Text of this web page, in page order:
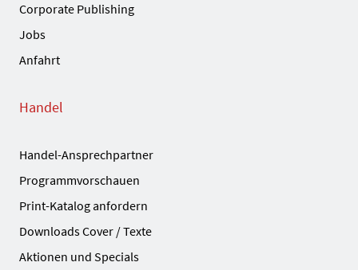
Corporate Publishing
Jobs
Anfahrt
Handel
Handel-Ansprechpartner
Programmvorschauen
Print-Katalog anfordern
Downloads Cover / Texte
Aktionen und Specials